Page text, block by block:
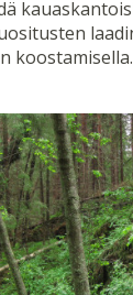
koostamisella.